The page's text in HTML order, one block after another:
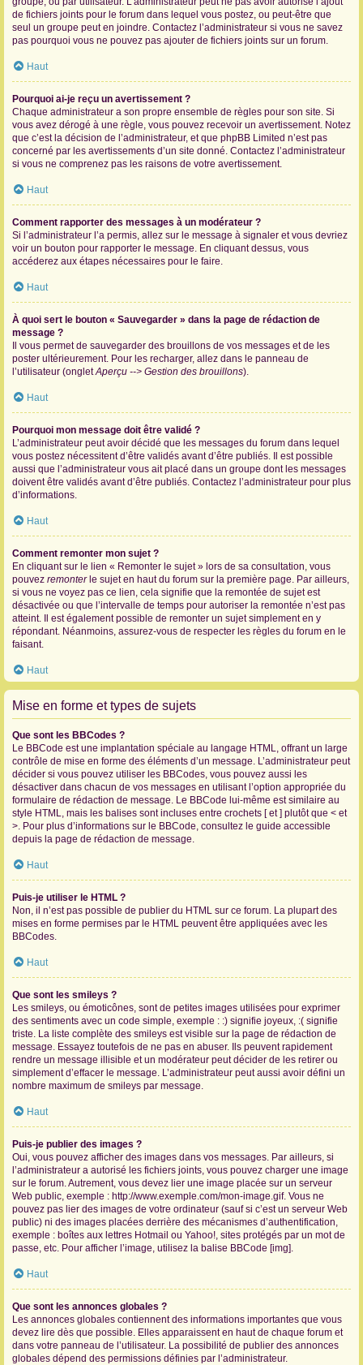
de fichiers joints pour le forum dans lequel vous postez, ou peut-être que
seul un groupe peut en joindre. Contactez l’administrateur si vous ne savez
pas pourquoi vous ne pouvez pas ajouter de fichiers joints sur un forum.
Haut
Pourquoi ai-je reçu un avertissement ?
Chaque administrateur a son propre ensemble de règles pour son site. Si
vous avez dérogé à une règle, vous pouvez recevoir un avertissement. Notez
que c’est la décision de l’administrateur, et que phpBB Limited n’est pas
concerné par les avertissements d’un site donné. Contactez l’administrateur
si vous ne comprenez pas les raisons de votre avertissement.
Haut
Comment rapporter des messages à un modérateur ?
Si l’administrateur l’a permis, allez sur le message à signaler et vous devriez
voir un bouton pour rapporter le message. En cliquant dessus, vous
accéderez aux étapes nécessaires pour le faire.
Haut
À quoi sert le bouton « Sauvegarder » dans la page de rédaction de
message ?
Il vous permet de sauvegarder des brouillons de vos messages et de les
poster ultérieurement. Pour les recharger, allez dans le panneau de
l’utilisateur (ongletAperçu --> Gestion des brouillons).
Haut
Pourquoi mon message doit être validé ?
L’administrateur peut avoir décidé que les messages du forum dans lequel
vous postez nécessitent d’être validés avant d’être publiés. Il est possible
aussi que l’administrateur vous ait placé dans un groupe dont les messages
doivent être validés avant d’être publiés. Contactez l’administrateur pour plus
d’informations.
Haut
Comment remonter mon sujet ?
En cliquant sur le lien « Remonter le sujet » lors de sa consultation, vous
pouvez remonterle sujet en haut du forum sur la première page. Par ailleurs,
si vous ne voyez pas ce lien, cela signifie que la remontée de sujet est
désactivée ou que l’intervalle de temps pour autoriser la remontée n’est pas
atteint. Il est également possible de remonter un sujet simplement en y
répondant. Néanmoins, assurez-vous de respecter les règles du forum en le
faisant.
Haut
Mise en forme et types de sujets
Que sont les BBCodes ?
Le BBCode est une implantation spéciale au langage HTML, offrant un large
contrôle de mise en forme des éléments d’un message. L’administrateur peut
décider si vous pouvez utiliser les BBCodes, vous pouvez aussi les
désactiver dans chacun de vos messages en utilisant l’option appropriée du
formulaire de rédaction de message. Le BBCode lui-même est similaire au
style HTML, mais les balises sont incluses entre crochets [ et ] plutôt que < et
>. Pour plus d’informations sur le BBCode, consultez le guide accessible
depuis la page de rédaction de message.
Haut
Puis-je utiliser le HTML ?
Non, il n’est pas possible de publier du HTML sur ce forum. La plupart des
mises en forme permises par le HTML peuvent être appliquées avec les
BBCodes.
Haut
Que sont les smileys ?
Les smileys, ou émoticônes, sont de petites images utilisées pour exprimer
des sentiments avec un code simple, exemple : :) signifie joyeux, :( signifie
triste. La liste complète des smileys est visible sur la page de rédaction de
message. Essayez toutefois de ne pas en abuser. Ils peuvent rapidement
rendre un message illisible et un modérateur peut décider de les retirer ou
simplement d’effacer le message. L’administrateur peut aussi avoir défini un
nombre maximum de smileys par message.
Haut
Puis-je publier des images ?
Oui, vous pouvez afficher des images dans vos messages. Par ailleurs, si
l’administrateur a autorisé les fichiers joints, vous pouvez charger une image
sur le forum. Autrement, vous devez lier une image placée sur un serveur
Web public, exemple : http://www.exemple.com/mon-image.gif. Vous ne
pouvez pas lier des images de votre ordinateur (sauf si c’est un serveur Web
public) ni des images placées derrière des mécanismes d’authentification,
exemple : boîtes aux lettres Hotmail ou Yahoo!, sites protégés par un mot de
passe, etc. Pour afficher l’image, utilisez la balise BBCode [img].
Haut
Que sont les annonces globales ?
Les annonces globales contiennent des informations importantes que vous
devez lire dès que possible. Elles apparaissent en haut de chaque forum et
dans votre panneau de l’utilisateur. La possibilité de publier des annonces
globales dépend des permissions définies par l’administrateur.